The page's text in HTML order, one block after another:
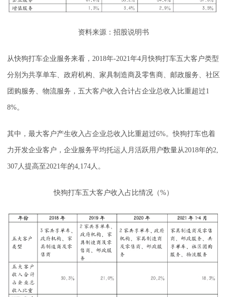
资料来源：招股说明书
从快狗打车企业服务来看，2018年-2021年4月快狗打车五大客户类型
分别为共享单车、政府机构、家具制造商及零售商、邮政服务、社区
团购服务、物流服务，五大客户收入合计占企业总收入比重超过1
8%。
其中，最大客户产生收入占企业总收入比重超过6%。快狗打车也着
力开发企业客户，企业服务平均托运人月活跃用户数量从2018年的2,
307人提高至2021年的4,174人。
快狗打车五大客户收入占比情况（%）